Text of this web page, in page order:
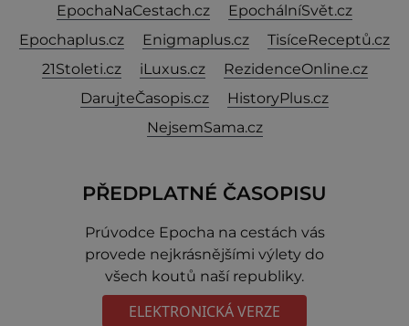
EpochaNaCestach.cz
EpochálníSvět.cz
Epochaplus.cz
Enigmaplus.cz
TisíceReceptů.cz
21Stoleti.cz
iLuxus.cz
RezidenceOnline.cz
DarujteČasopis.cz
HistoryPlus.cz
NejsemSama.cz
PŘEDPLATNÉ ČASOPISU
Prúvodce Epocha na cestách vás
provede nejkrásnějšími výlety do
všech koutů naší republiky.
ELEKTRONICKÁ VERZE